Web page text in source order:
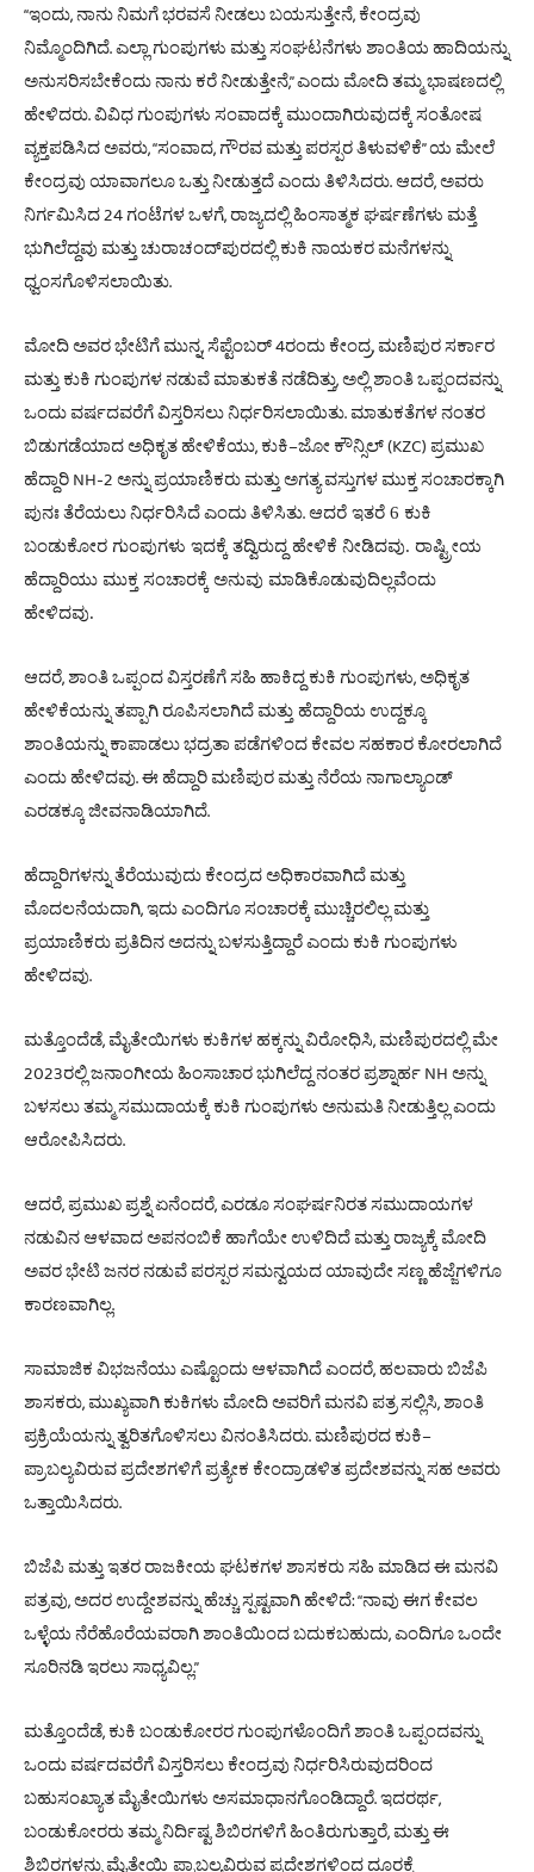
“ಇಂದು,ನಾನುನಿಮಗೆಭರವಸೆ ನೀಡಲುಬಯಸುತ್ತೇನೆ, ಕೇಂದ್ರವು
ನಿಮ್ಮೊಂದಿಗಿದೆ.ಎಲ್ಲಾ ಗುಂಪುಗಳು ಮತ್ತುಸಂಘಟನೆಗಳು ಶಾಂತಿಯ ಹಾದಿಯನ್ನು
ಅನುಸರಿಸಬೇಕೆಂದುನಾನು ಕರೆನೀಡುತ್ತೇನೆ,”ಎಂದುಮೋದಿತಮ್ಮಭಾಷಣದಲ್ಲಿ
ಹೇಳಿದರು.ವಿವಿಧ ಗುಂಪುಗಳು ಸಂವಾದಕ್ಕೆ ಮುಂದಾಗಿರುವುದಕ್ಕೆ ಸಂತೋಷ
ವ್ಯಕ್ತಪಡಿಸಿದಅವರು, “ಸಂವಾದ, ಗೌರವಮತ್ತುಪರಸ್ಪರತಿಳುವಳಿಕೆ”ಯ ಮೇಲೆ
ಕೇಂದ್ರವು ಯಾವಾಗಲೂಒತ್ತುನೀಡುತ್ತದೆಎಂದುತಿಳಿಸಿದರು.ಆದರೆ,ಅವರು
ನಿರ್ಗಮಿಸಿದ24 ಗಂಟೆಗಳಒಳಗೆ,ರಾಜ್ಯದಲ್ಲಿಹಿಂಸಾತ್ಮಕ ಘರ್ಷಣೆಗಳು ಮತ್ತೆ
ಭುಗಿಲೆದ್ದವು ಮತ್ತುಚುರಾಚಂದ್ಪುರದಲ್ಲಿ ಕುಕಿ ನಾಯಕರಮನೆಗಳನ್ನು
ಧ್ವಂಸಗೊಳಿಸಲಾಯಿತು.
ಮೋದಿಅವರಭೇಟಿಗೆಮುನ್ನ,ಸೆಪ್ಟೆಂಬರ್4ರಂದು ಕೇಂದ್ರ,ಮಣಿಪುರಸರ್ಕಾರ
ಮತ್ತು ಕುಕಿ ಗುಂಪುಗಳನಡುವೆಮಾತುಕತೆನಡೆದಿತ್ತು,ಅಲ್ಲಿ ಶಾಂತಿಒಪ್ಪಂದವನ್ನು
ಒಂದುವರ್ಷದವರೆಗೆವಿಸ್ತರಿಸಲುನಿರ್ಧರಿಸಲಾಯಿತು.ಮಾತುಕತೆಗಳನಂತರ
ಬಿಡುಗಡೆಯಾದಅಧಿಕೃತಹೇಳಿಕೆಯು, ಕುಕಿ–ಜೋ ಕೌನ್ಸಿಲ್(KZC) ಪ್ರಮುಖ
ಹೆದ್ದಾರಿ NH-2 ಅನ್ನುಪ್ರಯಾಣಿಕರುಮತ್ತುಅಗತ್ಯವಸ್ತುಗಳಮುಕ್ತ ಸಂಚಾರಕ್ಕಾಗಿ
ಪುನಃತೆರೆಯಲುನಿರ್ಧರಿಸಿದೆಎಂದುತಿಳಿಸಿತು.ಆದರೆ ಇತರೆ 6 ಕುಕಿ
ಬಂಡುಕೋರ ಗುಂಪುಗಳು ಇದಕ್ಕೆ ತದ್ವಿರುದ್ದ ಹೇಳಿಕೆ ನೀಡಿದವು. ರಾಷ್ಟ್ರೀಯ
ಹೆದ್ದಾರಿಯು ಮುಕ್ತ ಸಂಚಾರಕ್ಕೆ ಅನುವು ಮಾಡಿಕೊಡುವುದಿಲ್ಲವೆಂದು
ಹೇಳಿದವು.
ಆದರೆ, ಶಾಂತಿಒಪ್ಪಂದವಿಸ್ತರಣೆಗೆಸಹಿ ಹಾಕಿದ್ದ ಕುಕಿ ಗುಂಪುಗಳು,ಅಧಿಕೃತ
ಹೇಳಿಕೆಯನ್ನುತಪ್ಪಾಗಿರೂಪಿಸಲಾಗಿದೆಮತ್ತು ಹೆದ್ದಾರಿಯ ಉದ್ದಕ್ಕೂ
ಶಾಂತಿಯನ್ನು ಕಾಪಾಡಲುಭದ್ರತಾ ಪಡೆಗಳಿಂದ ಕೇವಲಸಹಕಾರ ಕೋರಲಾಗಿದೆ
ಎಂದುಹೇಳಿದವು.ಈಹೆದ್ದಾರಿಮಣಿಪುರಮತ್ತುನೆರೆಯ ನಾಗಾಲ್ಯಾಂಡ್
ಎರಡಕ್ಕೂ ಜೀವನಾಡಿಯಾಗಿದೆ.
ಹೆದ್ದಾರಿಗಳನ್ನುತೆರೆಯುವುದು ಕೇಂದ್ರದಅಧಿಕಾರವಾಗಿದೆಮತ್ತು
ಮೊದಲನೆಯದಾಗಿ,ಇದುಎಂದಿಗೂಸಂಚಾರಕ್ಕೆ ಮುಚ್ಚಿರಲಿಲ್ಲಮತ್ತು
ಪ್ರಯಾಣಿಕರುಪ್ರತಿದಿನಅದನ್ನುಬಳಸುತ್ತಿದ್ದಾರೆಎಂದು ಕುಕಿ ಗುಂಪುಗಳು
ಹೇಳಿದವು.
ಮತ್ತೊಂದೆಡೆ,ಮೈತೇಯಿಗಳು ಕುಕಿಗಳಹಕ್ಕನ್ನುವಿರೋಧಿಸಿ,ಮಣಿಪುರದಲ್ಲಿಮೇ
2023ರಲ್ಲಿಜನಾಂಗೀಯ ಹಿಂಸಾಚಾರಭುಗಿಲೆದ್ದನಂತರಪ್ರಶ್ನಾರ್ಹ NH ಅನ್ನು
ಬಳಸಲುತಮ್ಮಸಮುದಾಯಕ್ಕೆ ಕುಕಿ ಗುಂಪುಗಳು ಅನುಮತಿನೀಡುತ್ತಿಲ್ಲಎಂದು
ಆರೋಪಿಸಿದರು.
ಆದರೆ,ಪ್ರಮುಖಪ್ರಶ್ನೆಏನೆಂದರೆ,ಎರಡೂಸಂಘರ್ಷನಿರತಸಮುದಾಯಗಳ
ನಡುವಿನಆಳವಾದಅಪನಂಬಿಕೆ ಹಾಗೆಯೇಉಳಿದಿದೆಮತ್ತುರಾಜ್ಯಕ್ಕೆ ಮೋದಿ
ಅವರಭೇಟಿಜನರನಡುವೆಪರಸ್ಪರಸಮನ್ವಯದಯಾವುದೇಸಣ್ಣ ಹೆಜ್ಜೆಗಳಿಗೂ
ಕಾರಣವಾಗಿಲ್ಲ.
ಸಾಮಾಜಿಕ ವಿಭಜನೆಯುಎಷ್ಟೊಂದುಆಳವಾಗಿದೆಎಂದರೆ,ಹಲವಾರುಬಿಜೆಪಿ
ಶಾಸಕರು,ಮುಖ್ಯವಾಗಿ ಕುಕಿಗಳು ಮೋದಿಅವರಿಗೆಮನವಿಪತ್ರಸಲ್ಲಿಸಿ, ಶಾಂತಿ
ಪ್ರಕ್ರಿಯೆಯನ್ನುತ್ವರಿತಗೊಳಿಸಲುವಿನಂತಿಸಿದರು.ಮಣಿಪುರದ ಕುಕಿ–
ಪ್ರಾಬಲ್ಯವಿರುವಪ್ರದೇಶಗಳಿಗೆಪ್ರತ್ಯೇಕ ಕೇಂದ್ರಾಡಳಿತಪ್ರದೇಶವನ್ನುಸಹ ಅವರು
ಒತ್ತಾಯಿಸಿದರು.
ಬಿಜೆಪಿಮತ್ತುಇತರರಾಜಕೀಯ ಘಟಕಗಳ ಶಾಸಕರುಸಹಿ ಮಾಡಿದಈಮನವಿ
ಪತ್ರವು,ಅದರಉದ್ದೇಶವನ್ನುಹೆಚ್ಚುಸ್ಪಷ್ಟವಾಗಿಹೇಳಿದೆ: “ನಾವು ಈಗ ಕೇವಲ
ಒಳ್ಳೆಯ ನೆರೆಹೊರೆಯವರಾಗಿ ಶಾಂತಿಯಿಂದಬದುಕಬಹುದು,ಎಂದಿಗೂಒಂದೇ
ಸೂರಿನಡಿಇರಲುಸಾಧ್ಯವಿಲ್ಲ.”
ಮತ್ತೊಂದೆಡೆ, ಕುಕಿ ಬಂಡುಕೋರರ ಗುಂಪುಗಳೊಂದಿಗೆ ಶಾಂತಿಒಪ್ಪಂದವನ್ನು
ಒಂದುವರ್ಷದವರೆಗೆವಿಸ್ತರಿಸಲು ಕೇಂದ್ರವು ನಿರ್ಧರಿಸಿರುವುದರಿಂದ
ಬಹುಸಂಖ್ಯಾತಮೈತೇಯಿಗಳು ಅಸಮಾಧಾನಗೊಂಡಿದ್ದಾರೆ.ಇದರರ್ಥ,
ಬಂಡುಕೋರರುತಮ್ಮನಿರ್ದಿಷ್ಟಶಿಬಿರಗಳಿಗೆಹಿಂತಿರುಗುತ್ತಾರೆ,ಮತ್ತುಈ
ಶಿಬಿರಗಳನ್ನುಮೈತೇಯಿ ಪ್ರಾಬಲ್ಯವಿರುವಪ್ರದೇಶಗಳಿಂದದೂರಕ್ಕೆ